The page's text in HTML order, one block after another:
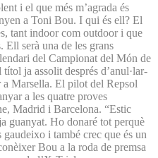
i el que més m’agrada és
a Toni Bou. I qui és ell? El
tant indoor com outdoor i que
Ell serà una de les grans
del Campionat del Món de
ja assolit després d’anul·lar-
a Marsella. El pilot del Repsol
a les quatre proves
Madrid i Barcelona. “Estic
guanyat. Ho donaré tot perquè
i també crec que és un
Bou a la roda de premsa